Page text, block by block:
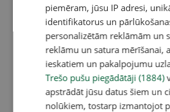
piemēram, jūsu IP adresi,
identifikatorus un
personalizētām reklāmām un
reklāmu un satura mērīšanai,
ieskatiem un pakalpojumu
Trešo pušu piegādātāji (1884)
apstrādāt jūsu datus šiem un
nolūkiem, tostarp izmantojot